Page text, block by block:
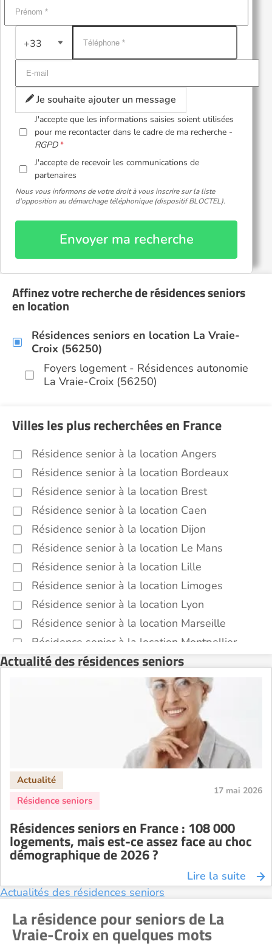
+33
Je souhaite ajouter un message
J'accepte que les informations saisies soient utilisées
pour me recontacter dans le cadre de ma recherche -
RGPD
J'accepte de recevoir les communications de
partenaires
Nous vous informons de votre droit à vous inscrire sur la liste
d'opposition au démarchage téléphonique (dispositif BLOCTEL).
Envoyer ma recherche
Affinez votre recherche de résidences seniors
en location
Résidences seniors en location La Vraie-
Croix (56250)
Foyers logement - Résidences autonomie
La Vraie-Croix (56250)
Villes les plus recherchées en France
Résidence senior à la location Angers
Résidence senior à la location Bordeaux
Résidence senior à la location Brest
Résidence senior à la location Caen
Résidence senior à la location Dijon
Résidence senior à la location Le Mans
Résidence senior à la location Lille
Résidence senior à la location Limoges
Résidence senior à la location Lyon
Résidence senior à la location Marseille
Résidence senior à la location Montpellier
Résidence senior à la location Montélimar
Résidence senior à la location Nantes
Résidence senior à la location Nîmes
Résidence senior à la location Orléans
Résidence senior à la location Perpignan
Résidence senior à la location Reims
Résidence senior à la location Rennes
Résidence senior à la location Strasbourg
Recherche par ville
Actualité des résidences seniors
17 mai 2026
Résidences seniors en France : 108 000
logements, mais est-ce assez face au choc
démographique de 2026 ?
Lire la suite
Actualités des résidences seniors
La résidence pour seniors de La
Vraie-Croix en quelques mots